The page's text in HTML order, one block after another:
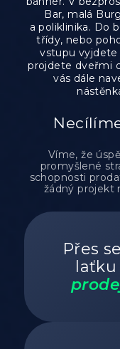
Bar, malá
a poliklinika. Do
třídy, nebo
vstupu vyjdete
projdete dveřmi
vás dále
Víme, že
promyšlené
schopnosti
žádný projekt
Přes